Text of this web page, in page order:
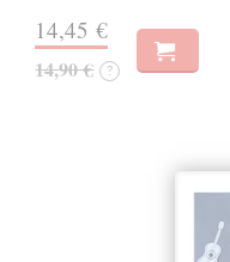
14,45 €
14,90 € ?